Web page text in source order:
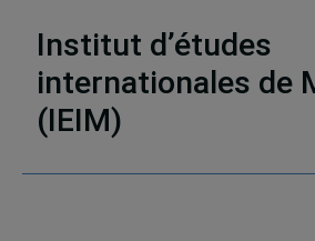
Institut d’études
internationales de
(IEIM)